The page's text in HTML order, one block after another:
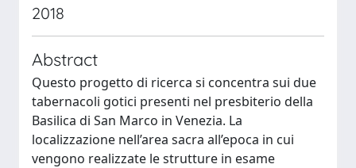
2018
Abstract
Questo progetto di ricerca si concentra sui due
tabernacoli gotici presenti nel presbiterio della
Basilica di San Marco in Venezia. La
localizzazione nell’area sacra all’epoca in cui
vengono realizzate le strutture in esame